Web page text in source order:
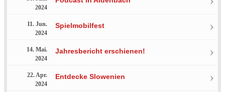
2024
11. Jun.
2024
Spielmobilfest
14. Mai.
2024
Jahresbericht erschienen!
22. Apr.
2024
Entdecke Slowenien